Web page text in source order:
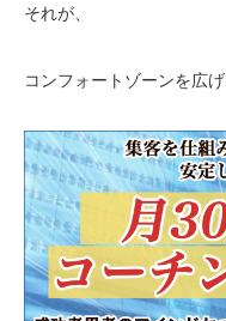
それが、
コンフォートゾーンを広